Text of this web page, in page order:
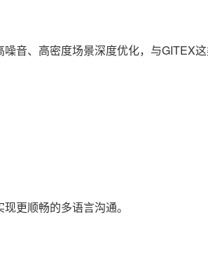
音、高密度场景深度优化，与GITEX
更顺畅的多语言沟通。